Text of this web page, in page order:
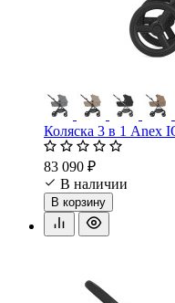
Коляска 3 в 1 Anex
83 090 ₽
В наличии
В корзину